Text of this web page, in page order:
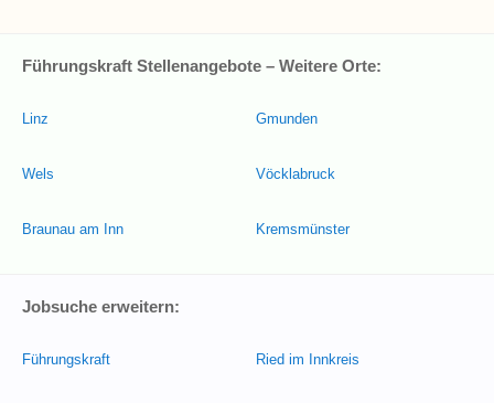
Führungskraft Stellenangebote – Weitere Orte:
Linz
Wels
Braunau am Inn
Gmunden
Vöcklabruck
Kremsmünster
Jobsuche erweitern:
Führungskraft Ried im Innkreis